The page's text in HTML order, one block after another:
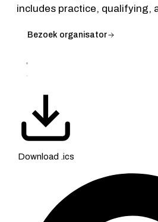
includes practice, qualifying,
Bezoek organisator
Download .ics